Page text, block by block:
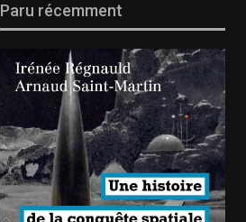
Paru récemment